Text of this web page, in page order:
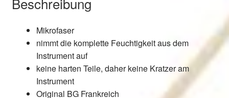
Mikrofaser
nimmt die komplette Feuchtigkeit aus dem
Instrument auf
keine harten Teile, daher keine Kratzer am
Instrument
Original BG Frankreich